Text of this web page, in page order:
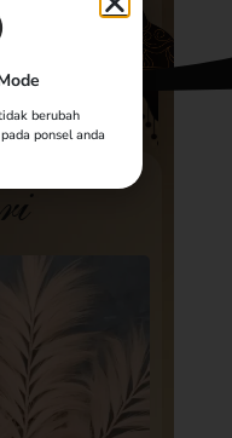
berubah
ponsel anda